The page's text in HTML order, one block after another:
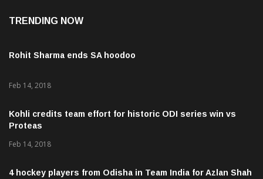
TRENDING NOW
Rohit Sharma ends SA hoodoo
Feb 14, 2018
Kohli credits team effort for historic ODI series win vs
Proteas
Feb 14, 2018
4 hockey players from Odisha in Team India for Azlan Shah